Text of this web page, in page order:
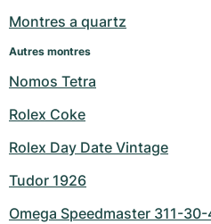
Montres a quartz
Autres montres
Nomos Tetra
Rolex Coke
Rolex Day Date Vintage
Tudor 1926
Omega Speedmaster 311-